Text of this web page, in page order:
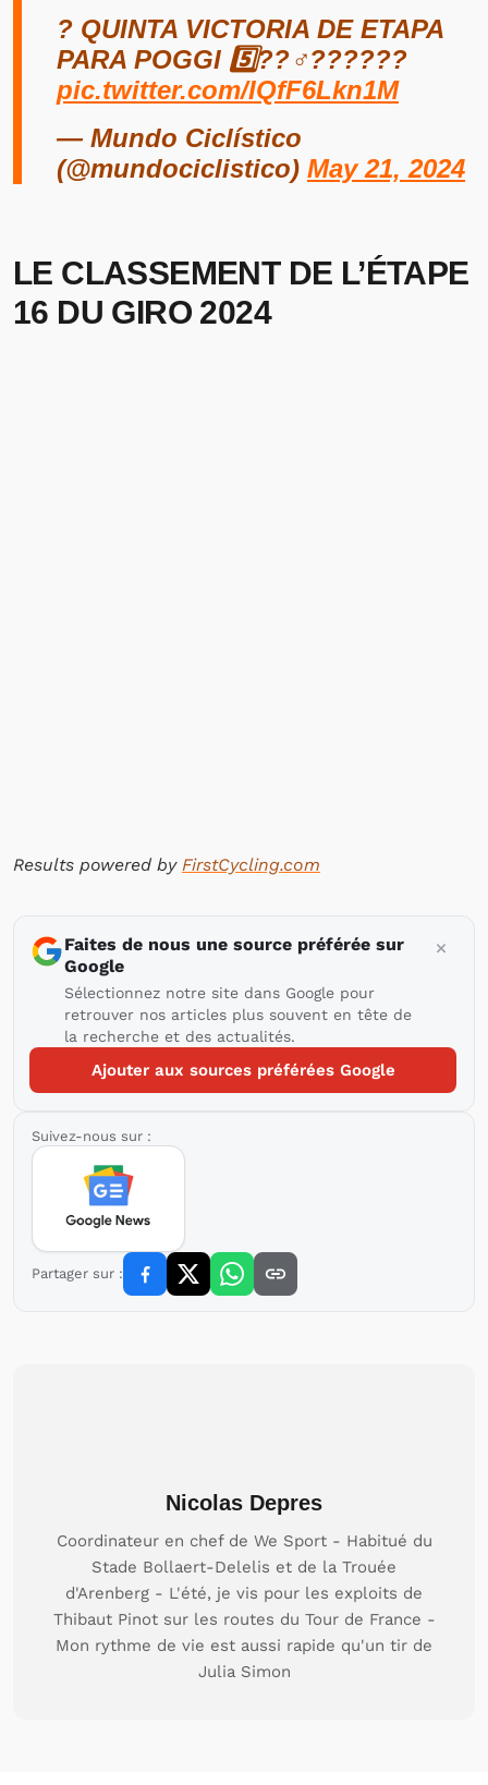
? QUINTA VICTORIA DE ETAPA
PARA POGGI 5️⃣??‍♂️??????
pic.twitter.com/IQfF6Lkn1M
— Mundo Ciclístico
(@mundociclistico) May 21, 2024
LE CLASSEMENT DE L’ÉTAPE
16 DU GIRO 2024
Results powered by FirstCycling.com
Faites de nous une source préférée sur
Google
Sélectionnez notre site dans Google pour
retrouver nos articles plus souvent en tête de
la recherche et des actualités.
Ajouter aux sources préférées Google
Suivez-nous sur :
Partager sur :
Nicolas Depres
Coordinateur en chef de We Sport - Habitué du
Stade Bollaert-Delelis et de la Trouée
d'Arenberg - L'été, je vis pour les exploits de
Thibaut Pinot sur les routes du Tour de France -
Mon rythme de vie est aussi rapide qu'un tir de
Julia Simon